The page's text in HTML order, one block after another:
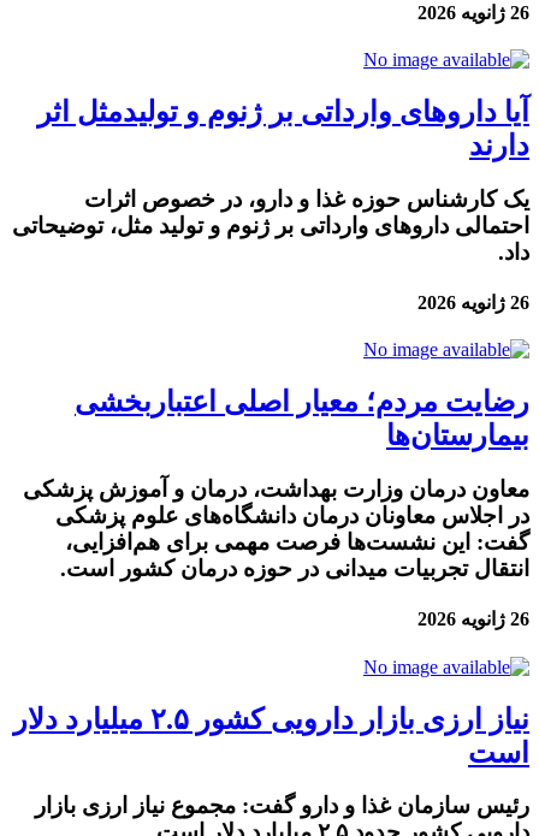
26 ژانویه 2026
آیا داروهای وارداتی بر ژنوم و تولیدمثل اثر
دارند
یک کارشناس حوزه غذا و دارو، در خصوص اثرات
احتمالی داروهای وارداتی بر ژنوم و تولید مثل، توضیحاتی
داد.
26 ژانویه 2026
رضایت مردم؛ معیار اصلی اعتباربخشی
بیمارستان‌ها
معاون درمان وزارت بهداشت، درمان و آموزش پزشکی
در اجلاس معاونان درمان دانشگاه‌های علوم پزشکی
گفت: این نشست‌ها فرصت مهمی برای هم‌افزایی،
انتقال تجربیات میدانی در حوزه درمان کشور است.
26 ژانویه 2026
نیاز ارزی بازار دارویی کشور ۲.۵ میلیارد دلار
است
رئیس سازمان غذا و دارو گفت: مجموع نیاز ارزی بازار